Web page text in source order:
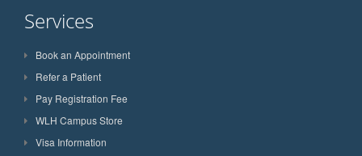
Services
Book an Appointment
Refer a Patient
Pay Registration Fee
WLH Campus Store
Visa Information